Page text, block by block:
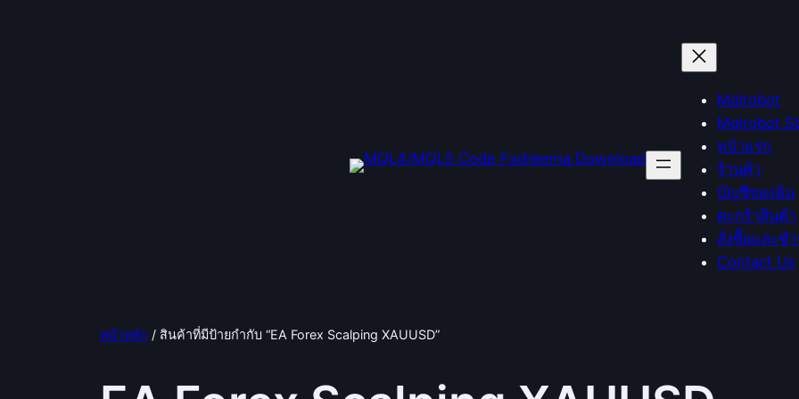
Mqlrobot
Mqlrobot
หน้าแรก
ร้านค้า
บัญชีของฉัน
ตะกร้าสินค้า
สั่งซื้อและชำ
Contact Us
หน้าหลัก / สินค้าที่มีป้ายกำกับ “EA Forex Scalping XAUUSD”